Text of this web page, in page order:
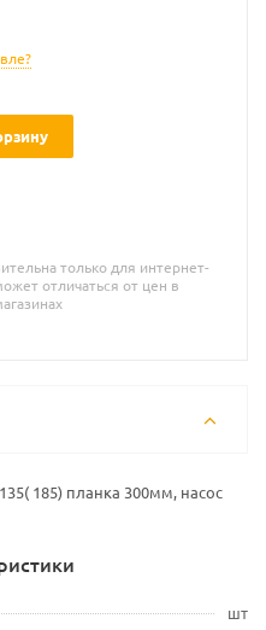
только для интернет-
отличаться от цен в
185) планка 300мм, насос
шт